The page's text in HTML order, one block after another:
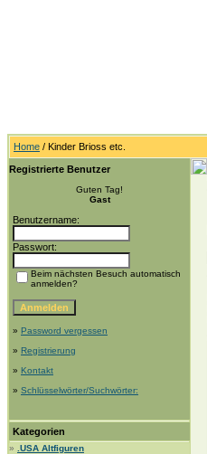
Home / Kinder Brioss etc.
Registrierte Benutzer
Guten Tag!
Gast
Benutzername:
Passwort:
Beim nächsten Besuch automatisch
anmelden?
» Password vergessen
» Registrierung
» Kontakt
» Schlüsselwörter/Suchwörter:
Kategorien
»
.USA Altfiguren